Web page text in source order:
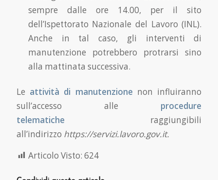
sempre dalle ore 14.00, per il sito
dell’Ispettorato Nazionale del Lavoro (INL).
Anche in tal caso, gli interventi di
manutenzione potrebbero protrarsi sino
alla mattinata successiva.
Le attività di manutenzione non influiranno
sull’accesso alle procedure
telematiche raggiungibili
all’indirizzo https://servizi.lavoro.gov.it.
Articolo Visto: 624